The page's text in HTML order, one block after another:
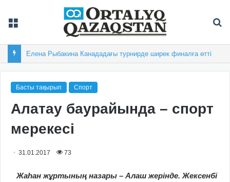
Елена Рыбакина Канададағы турнирде ширек финалға өтті
Басты тақырып Спорт
Алатау баурайында – спорт
мерекесі
31.01.2017 73
Жаһан жұртының назары – Алаш жерінде. Жексенбі